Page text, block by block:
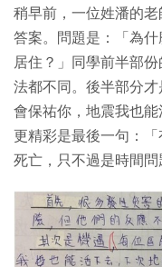
稍早前，一位姓潘的
答案。問題是：「為
居住？」同學前半部
法都不同。後半部分
會保祐你，地震我也能
更精彩是最後一句：
死亡，只不過是時間問